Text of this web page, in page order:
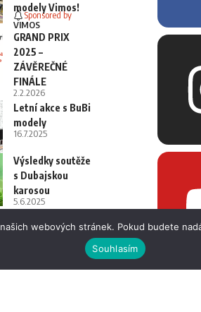
modely Vimos!
Sponsored by
VIMOS
GRAND PRIX
2025 –
ZÁVĚREČNÉ
FINÁLE
2.2.2026
Letní akce s BuBi
modely
16.7.2025
Výsledky soutěže
s Dubajskou
karosou
5.6.2025
webových stránek. Pokud budete
Souhlasím